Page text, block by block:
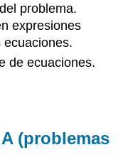
problema.
expresiones
ecuaciones.
de ecuaciones.
(problemas